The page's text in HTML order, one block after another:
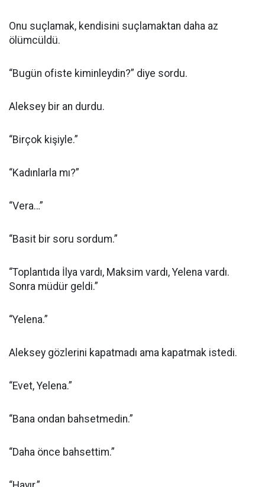
Onu suçlamak, kendisini suçlamaktan daha az
ölümcüldü.
“Bugün ofiste kiminleydin?” diye sordu.
Aleksey bir an durdu.
“Birçok kişiyle.”
“Kadınlarla mı?”
“Vera…”
“Basit bir soru sordum.”
“Toplantıda İlya vardı, Maksim vardı, Yelena vardı.
Sonra müdür geldi.”
“Yelena.”
Aleksey gözlerini kapatmadı ama kapatmak istedi.
“Evet, Yelena.”
“Bana ondan bahsetmedin.”
“Daha önce bahsettim.”